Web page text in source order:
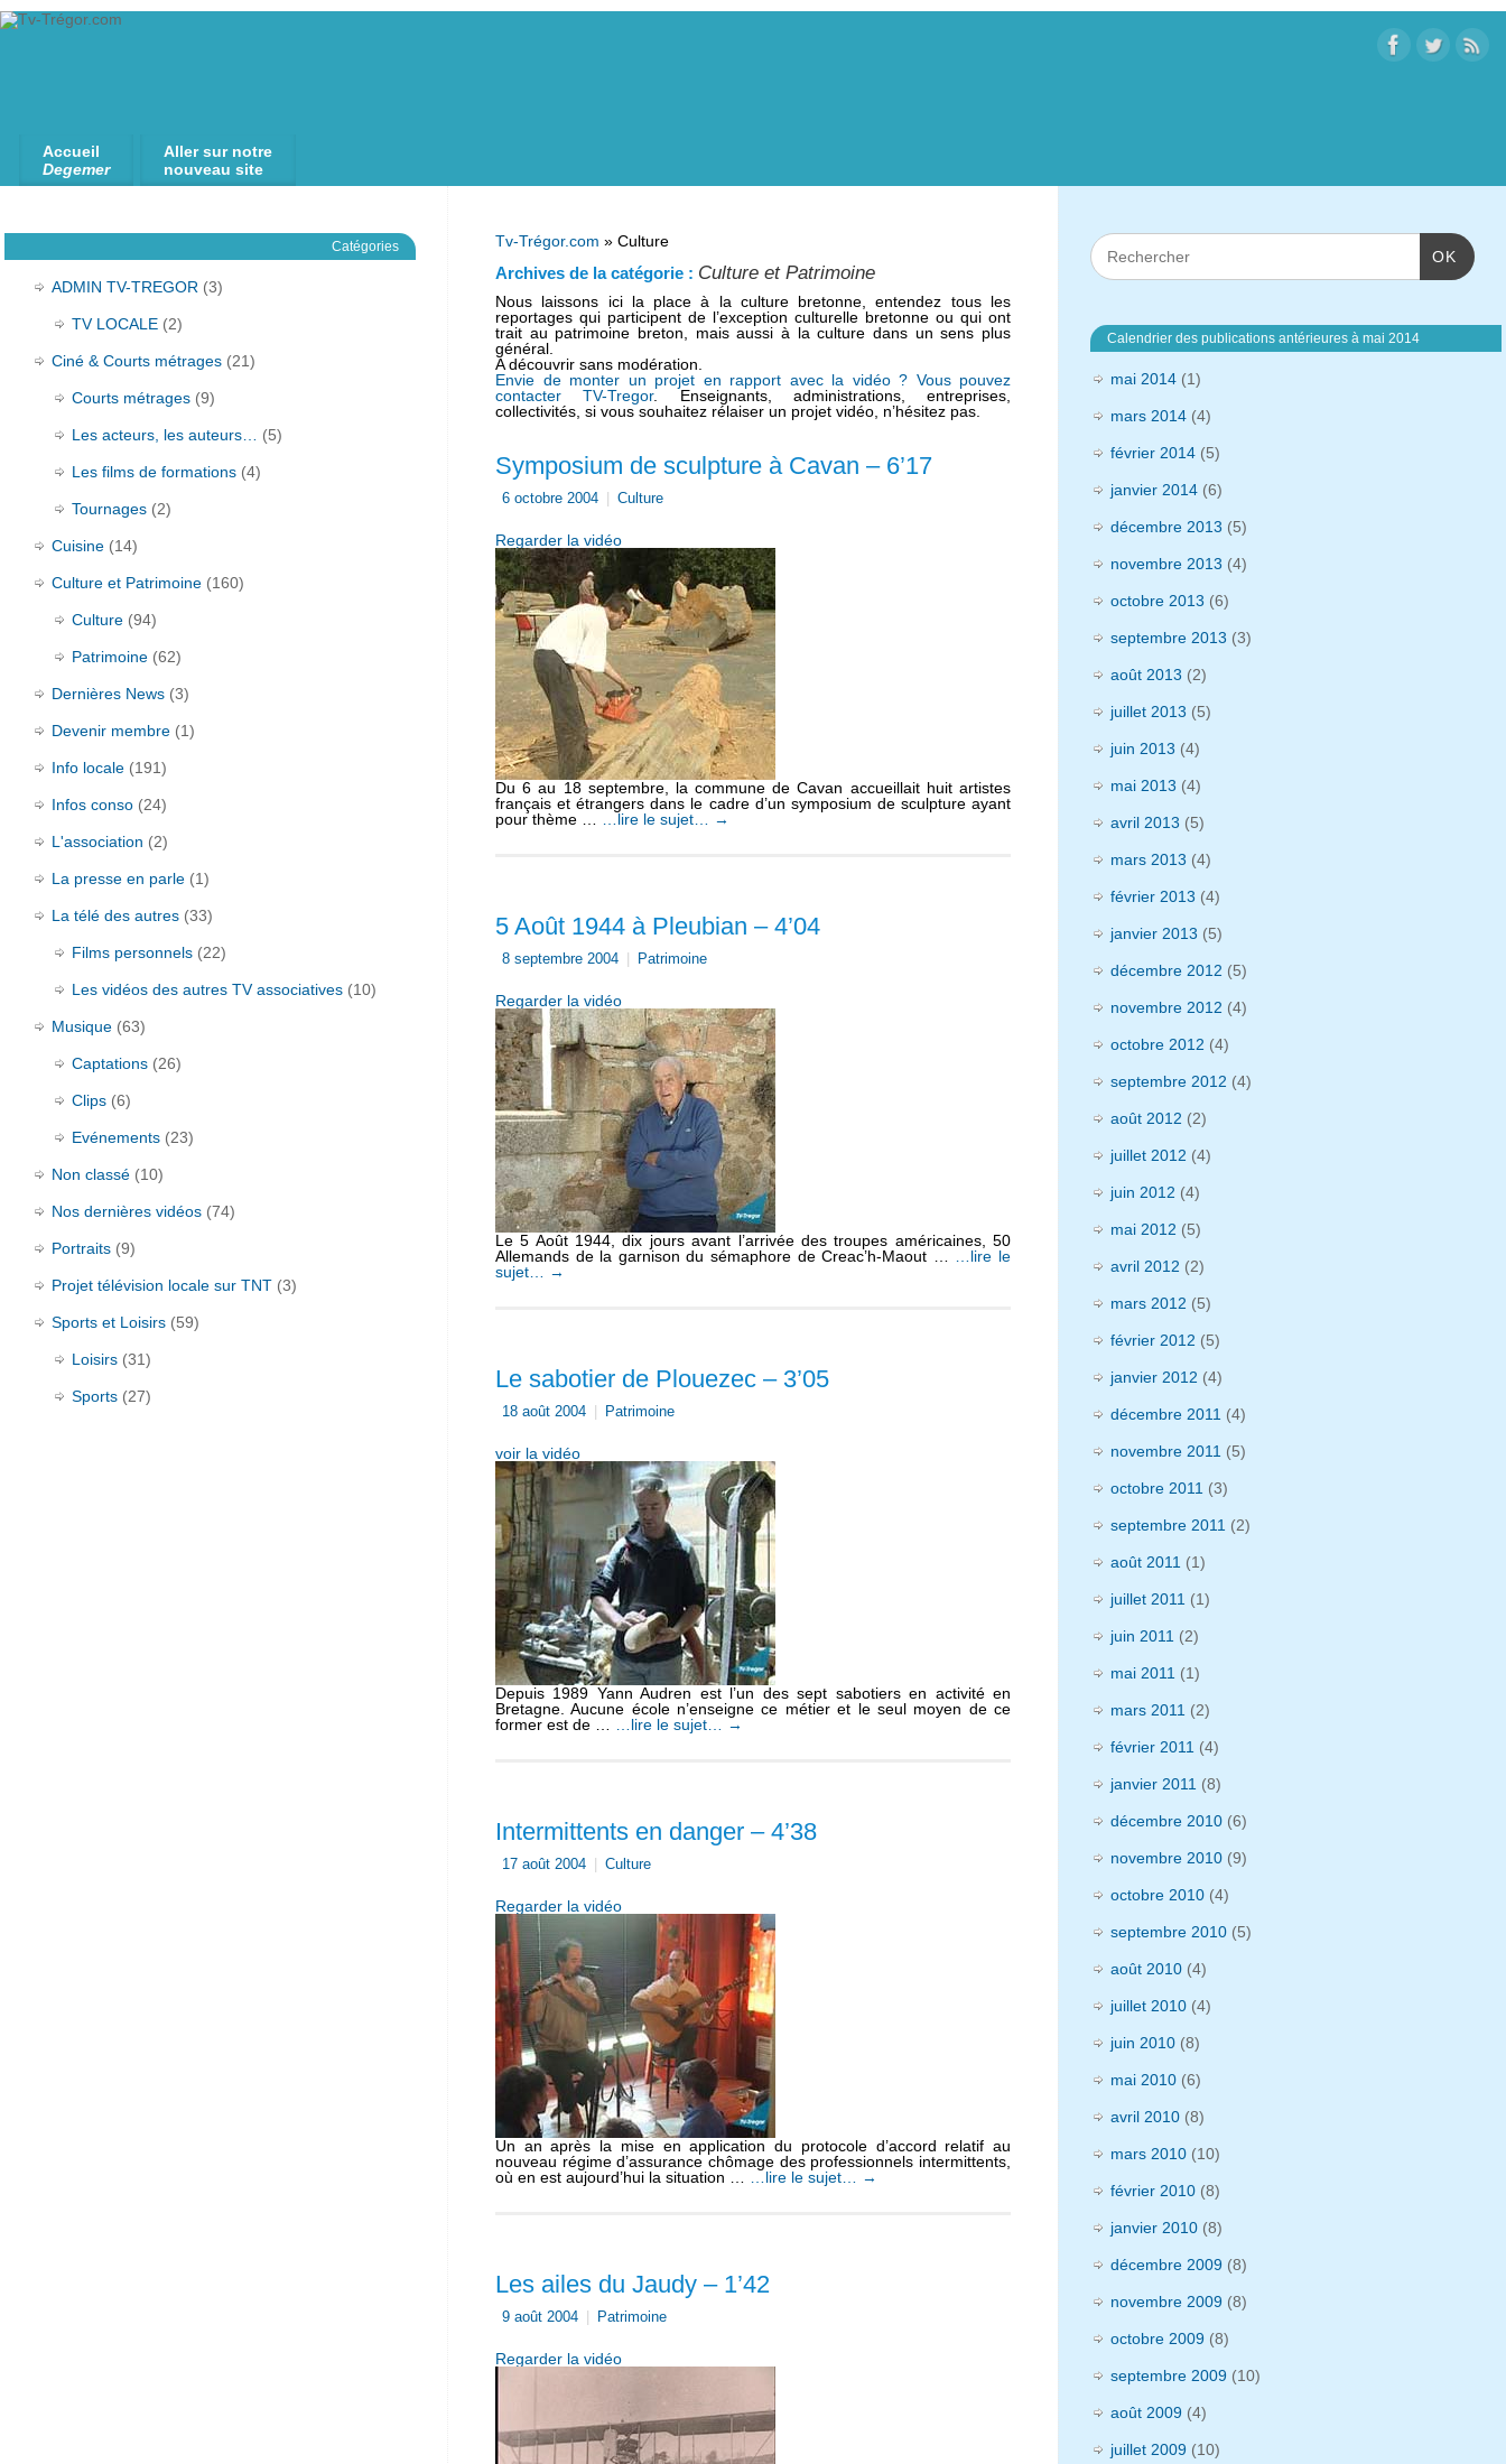
Accueil
Degemer
Aller sur notre
nouveau site
Tv-Trégor.com » Culture
Archives de la catégorie : Culture et Patrimoine
Nous laissons ici la place à la culture bretonne, entendez tous les
reportages qui participent de l’exception culturelle bretonne ou qui ont
trait au patrimoine breton, mais aussi à la culture dans un sens plus
général.
A découvrir sans modération.
Envie de monter un projet en rapport avec la vidéo ? Vous pouvez
contacter TV-Tregor. Enseignants, administrations, entreprises,
collectivités, si vous souhaitez rélaiser un projet vidéo, n’hésitez pas.
Symposium de sculpture à Cavan – 6’17
6 octobre 2004 Culture
Regarder la vidéo
Du 6 au 18 septembre, la commune de Cavan accueillait huit artistes
français et étrangers dans le cadre d’un symposium de sculpture ayant
pour thème …
…lire le sujet… →
5 Août 1944 à Pleubian – 4’04
8 septembre 2004 Patrimoine
Regarder la vidéo
Le 5 Août 1944, dix jours avant l’arrivée des troupes américaines, 50
Allemands de la garnison du sémaphore de Creac’h-Maout …
…lire le
sujet…
→
Le sabotier de Plouezec – 3’05
18 août 2004 Patrimoine
voir la vidéo
Depuis 1989 Yann Audren est l’un des sept sabotiers en activité en
Bretagne. Aucune école n’enseigne ce métier et le seul moyen de ce
former est de …
…lire le sujet… →
Intermittents en danger – 4’38
17 août 2004 Culture
Regarder la vidéo
Un an après la mise en application du protocole d’accord relatif au
nouveau régime d’assurance chômage des professionnels intermittents,
où en est aujourd’hui la situation …
…lire le sujet… →
Les ailes du Jaudy – 1’42
9 août 2004 Patrimoine
Regarder la vidéo
Catégories
ADMIN TV-TREGOR (3)
TV LOCALE (2)
Ciné & Courts métrages (21)
Courts métrages (9)
Les acteurs, les auteurs… (5)
Les films de formations (4)
Tournages (2)
Cuisine (14)
Culture et Patrimoine (160)
Culture (94)
Patrimoine (62)
Dernières News (3)
Devenir membre (1)
Info locale (191)
Infos conso (24)
L'association (2)
La presse en parle (1)
La télé des autres (33)
Films personnels (22)
Les vidéos des autres TV associatives (10)
Musique (63)
Captations (26)
Clips (6)
Evénements (23)
Non classé (10)
Nos dernières vidéos (74)
Portraits (9)
Projet télévision locale sur TNT (3)
Sports et Loisirs (59)
Loisirs (31)
Sports (27)
OK
Calendrier des publications antérieures à mai 2014
mai 2014 (1)
mars 2014 (4)
février 2014 (5)
janvier 2014 (6)
décembre 2013 (5)
novembre 2013 (4)
octobre 2013 (6)
septembre 2013 (3)
août 2013 (2)
juillet 2013 (5)
juin 2013 (4)
mai 2013 (4)
avril 2013 (5)
mars 2013 (4)
février 2013 (4)
janvier 2013 (5)
décembre 2012 (5)
novembre 2012 (4)
octobre 2012 (4)
septembre 2012 (4)
août 2012 (2)
juillet 2012 (4)
juin 2012 (4)
mai 2012 (5)
avril 2012 (2)
mars 2012 (5)
février 2012 (5)
janvier 2012 (4)
décembre 2011 (4)
novembre 2011 (5)
octobre 2011 (3)
septembre 2011 (2)
août 2011 (1)
juillet 2011 (1)
juin 2011 (2)
mai 2011 (1)
mars 2011 (2)
février 2011 (4)
janvier 2011 (8)
décembre 2010 (6)
novembre 2010 (9)
octobre 2010 (4)
septembre 2010 (5)
août 2010 (4)
juillet 2010 (4)
juin 2010 (8)
mai 2010 (6)
avril 2010 (8)
mars 2010 (10)
février 2010 (8)
janvier 2010 (8)
décembre 2009 (8)
novembre 2009 (8)
octobre 2009 (8)
septembre 2009 (10)
août 2009 (4)
juillet 2009 (10)